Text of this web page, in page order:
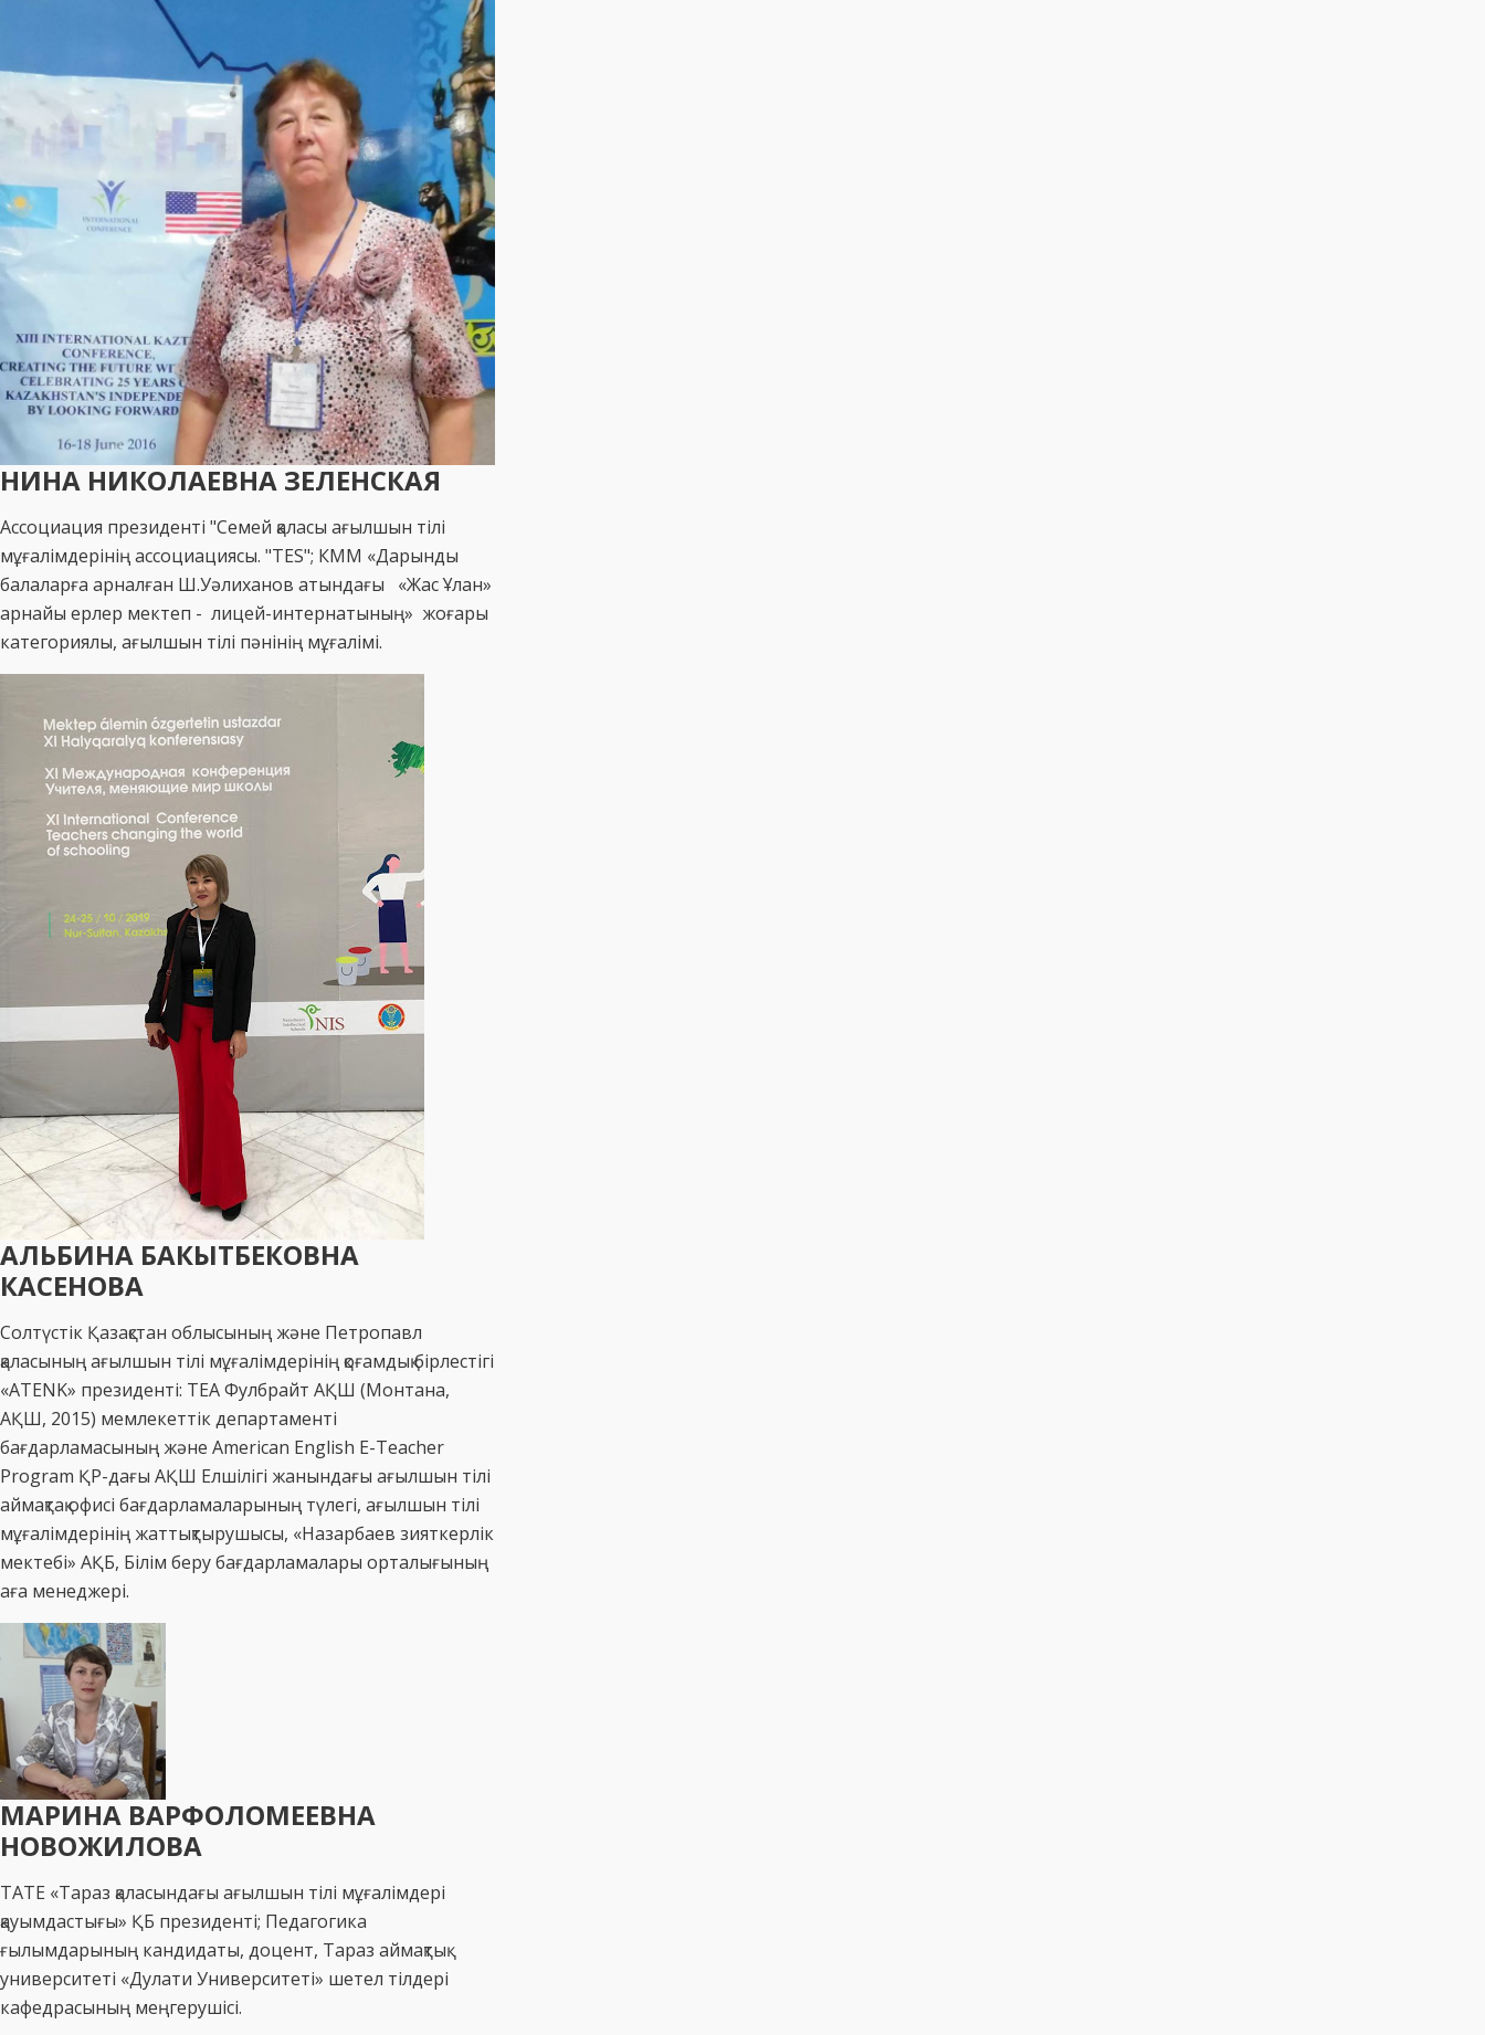
НИНА НИКОЛАЕВНА ЗЕЛЕНСКАЯ
Ассоциация президенті "Семей қаласы ағылшын тілі
мұғалімдерінің ассоциациясы. "TES"; КММ «Дарынды
балаларға арналған Ш.Уәлиханов атындағы «Жас Ұлан»
арнайы ерлер мектеп - лицей-интернатының» жоғары
категориялы, ағылшын тілі пәнінің мұғалімі.
АЛЬБИНА БАКЫТБЕКОВНА
КАСЕНОВА
Солтүстік Қазақстан облысының және Петропавл
қаласының ағылшын тілі мұғалімдерінің қоғамдық бірлестігі
«ATENK» президентi: ТЕА Фулбрайт АҚШ (Монтана,
АҚШ, 2015) мемлекеттік департаменті
бағдарламасының және American English E-Teacher
Program ҚР-дағы АҚШ Елшілігі жанындағы ағылшын тілі
аймақтақ офисі бағдарламаларының түлегі, ағылшын тілі
мұғалімдерінің жаттықтырушысы, «Назарбаев зияткерлік
мектебі» АҚБ, Білім беру бағдарламалары орталығының
аға менеджері.
МАРИНА ВАРФОЛОМЕЕВНА
НОВОЖИЛОВА
TATE «Тараз қаласындағы ағылшын тілі мұғалімдері
қауымдастығы» ҚБ президенті; Педагогика
ғылымдарының кандидаты, доцент, Тараз аймақтық
университеті «Дулати Университеті» шетел тілдері
кафедрасының меңгерушісі.